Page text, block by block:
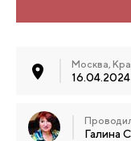
Москва,
16.04.2024
Галина